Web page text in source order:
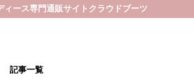
ィース専門通販サイト クラウドブーツ
記事一覧